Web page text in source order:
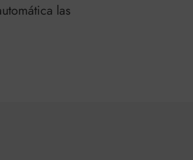
las